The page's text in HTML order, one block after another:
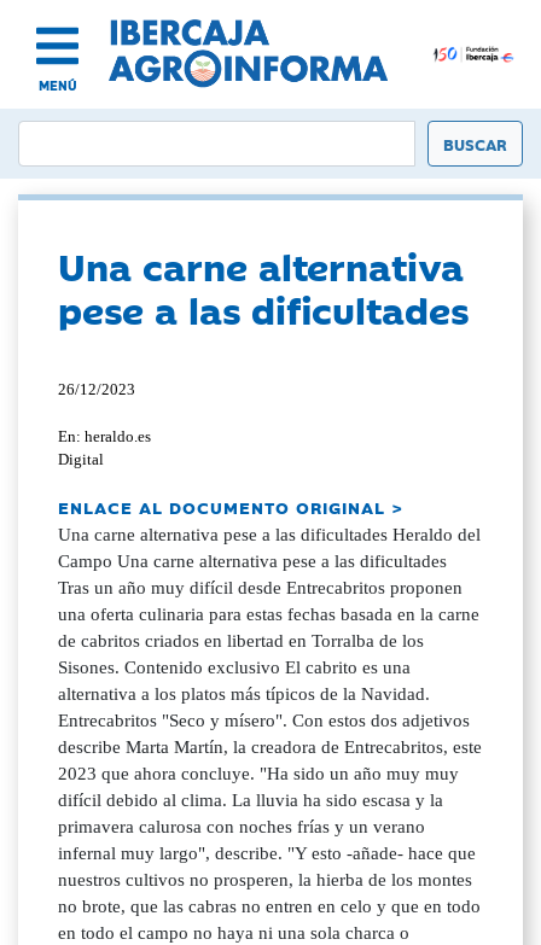
MENÚ
Una carne alternativa
pese a las dificultades
26/12/2023
En: heraldo.es
Digital
ENLACE AL DOCUMENTO ORIGINAL >
Una carne alternativa pese a las dificultades Heraldo del
Campo Una carne alternativa pese a las dificultades
Tras un año muy difícil desde Entrecabritos proponen
una oferta culinaria para estas fechas basada en la carne
de cabritos criados en libertad en Torralba de los
Sisones. Contenido exclusivo El cabrito es una
alternativa a los platos más típicos de la Navidad.
Entrecabritos "Seco y mísero". Con estos dos adjetivos
describe Marta Martín, la creadora de Entrecabritos, este
2023 que ahora concluye. "Ha sido un año muy muy
difícil debido al clima. La lluvia ha sido escasa y la
primavera calurosa con noches frías y un verano
infernal muy largo", describe. "Y esto -añade- hace que
nuestros cultivos no prosperen, la hierba de los montes
no brote, que las cabras no entren en celo y que en todo
en todo el campo no haya ni una sola charca o